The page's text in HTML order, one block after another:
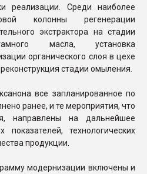
реализации. Среди наиболее
колонны регенерации
экстрактора на стадии
масла, установка
органического слоя в цехе
стадии омыления.
все запланированное по
ранее, и те мероприятия, что
направлены на дальнейшее
показателей, технологических
продукции.
модернизации включены и